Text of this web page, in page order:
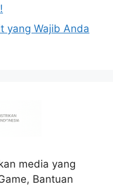
yang Wajib Anda
media yang
Bantuan